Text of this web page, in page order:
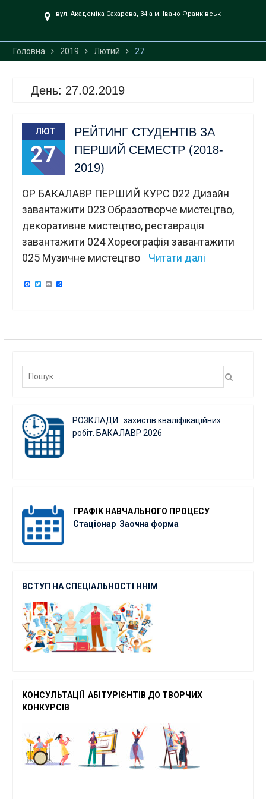
вул. Академіка Сахарова, 34-а м. Івано-Франківськ
Головна 2019 Лютий 27
День: 27.02.2019
ЛЮТ
27
РЕЙТИНГ СТУДЕНТІВ ЗА
ПЕРШИЙ СЕМЕСТР (2018-
2019)
ОР БАКАЛАВР ПЕРШИЙ КУРС 022 Дизайн
завантажити 023 Образотворче мистецтво,
декоративне мистецтво, реставрація
завантажити 024 Хореографія завантажити
025 Музичне мистецтво
Читати далі
Facebook
Twitter
EmailПоділитися
Пошук:
РОЗКЛАДИ захистів кваліфікаційних
робіт. БАКАЛАВР 2026
ГРАФІК НАВЧАЛЬНОГО ПРОЦЕСУ
Стаціонар Заочна форма
ВСТУП НА СПЕЦІАЛЬНОСТІ ННІМ
КОНСУЛЬТАЦІЇ АБІТУРІЄНТІВ ДО ТВОРЧ ИХ
КОНКУРСІВ